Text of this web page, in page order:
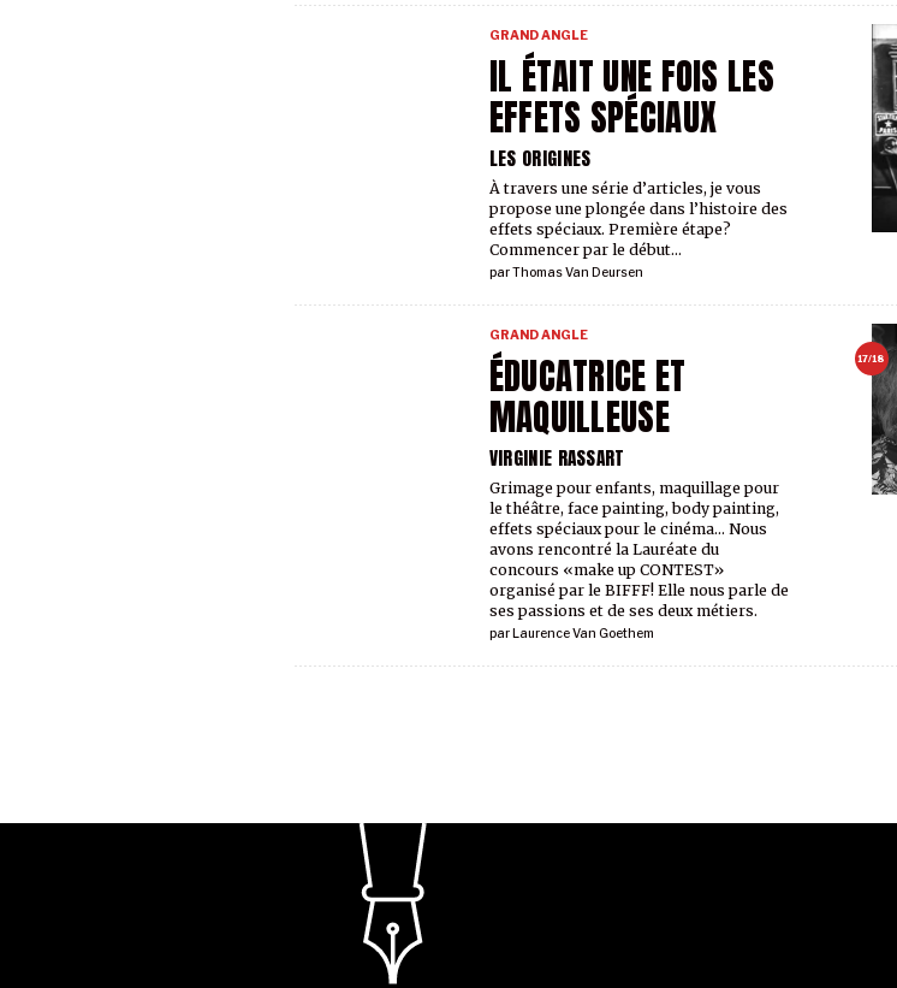
IL ÉTAIT UNE FOIS LES
EFFETS SPÉCIAUX
LES ORIGINES
GRAND ANGLE
parThomas Van Deursen
À travers une série d’articles, je vous
propose une plongée dans l’histoire des
effets spéciaux. Première étape?
Commencer par le début…
17/18
ÉDUCATRICE ET
MAQUILLEUSE
VIRGINIE RASSART
GRAND ANGLE
par Laurence Van Goethem
Grimage pour enfants, maquillage pour
le théâtre, face painting, body painting,
effets spéciaux pour le cinéma... Nous
avons rencontré la Lauréate du
concours «make up CONTEST»
organisé par le BIFFF! Elle nous parle de
ses passions et de ses deux métiers.